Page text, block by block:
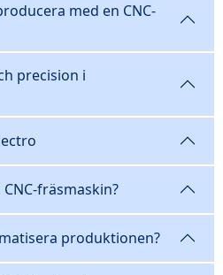
med en CNC-
precision i
fräsmaskin?
produktionen?